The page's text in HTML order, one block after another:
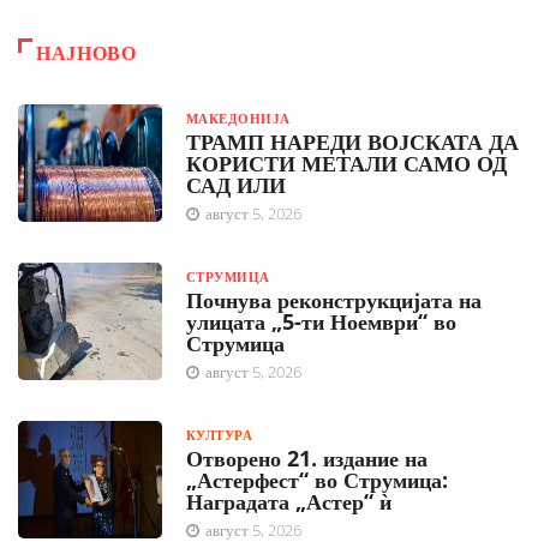
НАЈНОВО
МАКЕДОНИЈА
ТРАМП НАРЕДИ ВОЈСКАТА ДА
КОРИСТИ МЕТАЛИ САМО ОД
САД ИЛИ
август 5, 2026
СТРУМИЦА
Почнува реконструкцијата на
улицата „5-ти Ноември“ во
Струмица
август 5, 2026
КУЛТУРА
Отворено 21. издание на
„Астерфест“ во Струмица:
Наградата „Астер“ ѝ
август 5, 2026